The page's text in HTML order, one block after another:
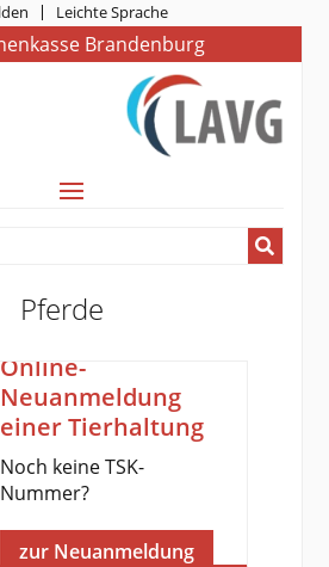
Leichte Sprache
Brandenburg
Pferde
Online-
Neuanmeldung
einer Tierhaltung
Noch keine TSK-
Nummer?
zur Neuanmeldung